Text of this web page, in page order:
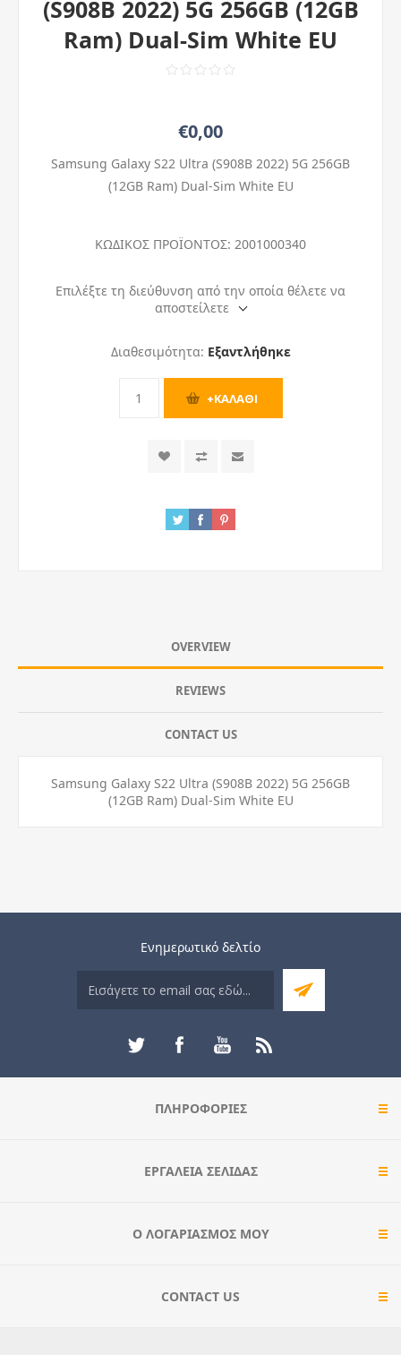
(S908B 2022) 5G 256GB (12GB
Ram) Dual-Sim White EU
€0,00
Samsung Galaxy S22 Ultra (S908B 2022) 5G 256GB
(12GB Ram) Dual-Sim White EU
ΚΩΔΙΚΟΣ ΠΡΟΪΟΝΤΟΣ: 2001000340
Επιλέξτε τη διεύθυνση από την οποία θέλετε να
αποστείλετε
Διαθεσιμότητα: Εξαντλήθηκε
OVERVIEW
REVIEWS
CONTACT US
Samsung Galaxy S22 Ultra (S908B 2022) 5G 256GB
(12GB Ram) Dual-Sim White EU
Ενημερωτικό δελτίο
ΠΛΗΡΟΦΟΡΊΕΣ
ΕΡΓΑΛΕΊΑ ΣΕΛΊΔΑΣ
Ο ΛΟΓΑΡΙΑΣΜΌΣ ΜΟΥ
CONTACT US